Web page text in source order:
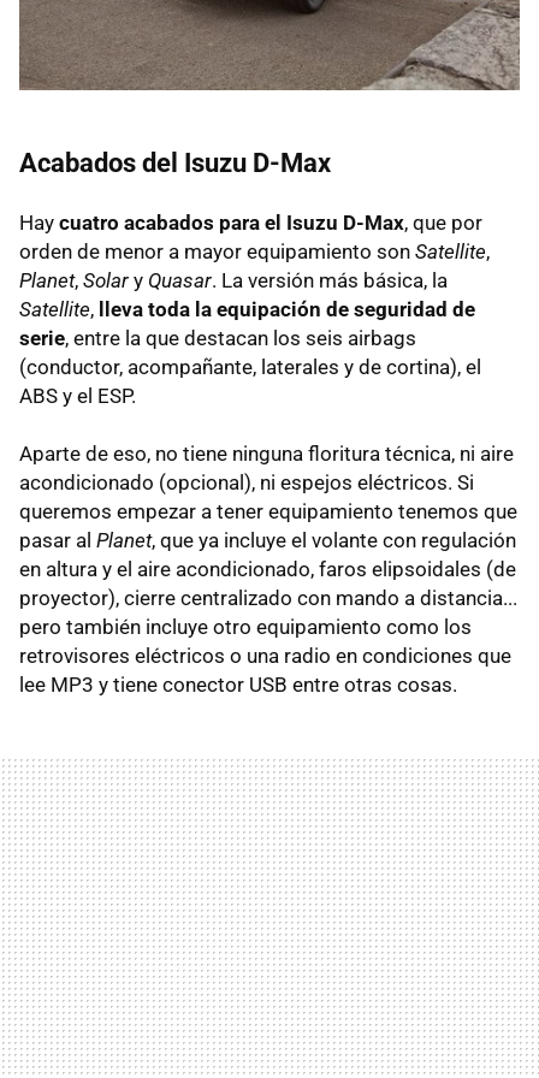
Acabados del Isuzu D-Max
Hay cuatro acabados para el Isuzu D-Max, que por
orden de menor a mayor equipamiento son Satellite,
Planet, Solar y Quasar. La versión más básica, la
Satellite, lleva toda la equipación de seguridad de
serie, entre la que destacan los seis airbags
(conductor, acompañante, laterales y de cortina), el
ABS y el ESP.
Aparte de eso, no tiene ninguna floritura técnica, ni aire
acondicionado (opcional), ni espejos eléctricos. Si
queremos empezar a tener equipamiento tenemos que
pasar al Planet, que ya incluye el volante con regulación
en altura y el aire acondicionado, faros elipsoidales (de
proyector), cierre centralizado con mando a distancia...
pero también incluye otro equipamiento como los
retrovisores eléctricos o una radio en condiciones que
lee MP3 y tiene conector USB entre otras cosas.